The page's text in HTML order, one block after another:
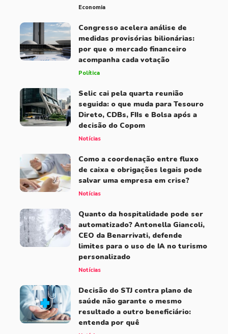
Economia
Congresso acelera análise de
medidas provisórias bilionárias:
por que o mercado financeiro
acompanha cada votação
Política
Selic cai pela quarta reunião
seguida: o que muda para Tesouro
Direto, CDBs, FIIs e Bolsa após a
decisão do Copom
Notícias
Como a coordenação entre fluxo
de caixa e obrigações legais pode
salvar uma empresa em crise?
Notícias
Quanto da hospitalidade pode ser
automatizado? Antonella Giancoli,
CEO da Benarrivati, defende
limites para o uso de IA no turismo
personalizado
Notícias
Decisão do STJ contra plano de
saúde não garante o mesmo
resultado a outro beneficiário:
entenda por quê